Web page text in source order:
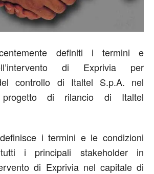
definiti i termini e
di Exprivia per
controllo di Italtel S.p.A. nel
di rilancio di Italtel
i termini e le condizioni
i principali stakeholder in
di Exprivia nel capitale di